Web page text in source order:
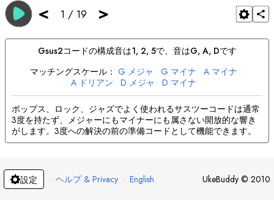
< 1 / 19 >
Gsus2コードの構成音は1, 2, 5で、音はG, A, Dです
マッチングスケール： G メジャ G マイナ A マイナ
A ドリアン D メジャ D マイナ
ポップス、ロック、ジャズでよく使われるサスツーコードは通常
3度を持たず、メジャーにもマイナーにも属さない開放的な響き
がします。3度への解決の前の準備コードとして機能できます。
設定 · ヘルプ & Privacy · English UkeBuddy © 2010